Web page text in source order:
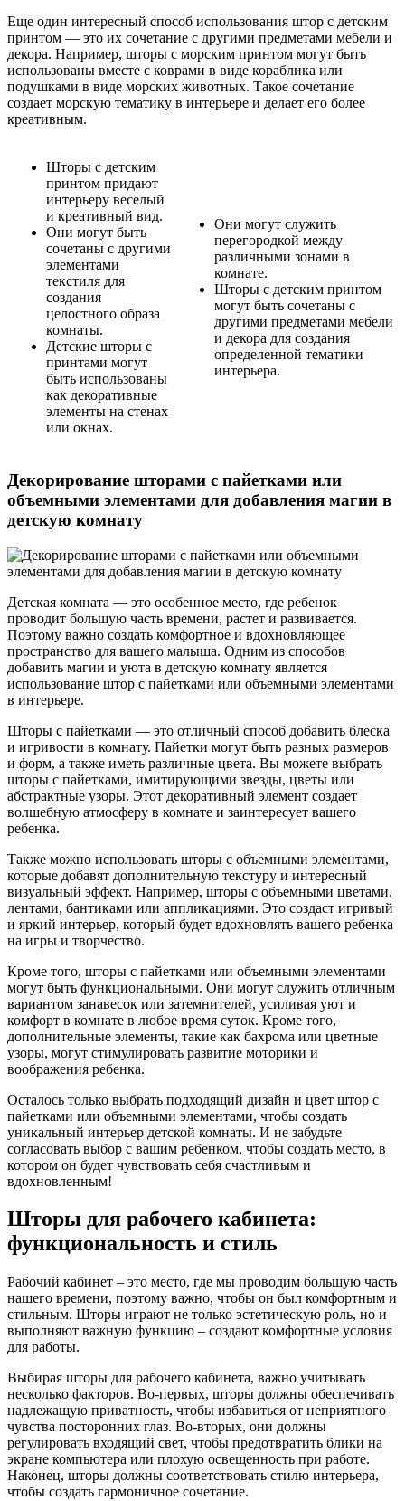
Еще один интересный способ использования штор с детским
принтом — это их сочетание с другими предметами мебели и
декора. Например, шторы с морским принтом могут быть
использованы вместе с коврами в виде кораблика или
подушками в виде морских животных. Такое сочетание
создает морскую тематику в интерьере и делает его более
креативным.
Шторы с детским
принтом придают
интерьеру веселый
и креативный вид.
Они могут быть
сочетаны с другими
элементами
текстиля для
создания
целостного образа
комнаты.
Детские шторы с
принтами могут
быть использованы
как декоративные
элементы на стенах
или окнах.
Они могут служить
перегородкой между
различными зонами в
комнате.
Шторы с детским принтом
могут быть сочетаны с
другими предметами мебели
и декора для создания
определенной тематики
интерьера.
Декорирование шторами с пайетками или
объемными элементами для добавления магии в
детскую комнату
Детская комната — это особенное место, где ребенок
проводит большую часть времени, растет и развивается.
Поэтому важно создать комфортное и вдохновляющее
пространство для вашего малыша. Одним из способов
добавить магии и уюта в детскую комнату является
использование штор с пайетками или объемными элементами
в интерьере.
Шторы с пайетками — это отличный способ добавить блеска
и игривости в комнату. Пайетки могут быть разных размеров
и форм, а также иметь различные цвета. Вы можете выбрать
шторы с пайетками, имитирующими звезды, цветы или
абстрактные узоры. Этот декоративный элемент создает
волшебную атмосферу в комнате и заинтересует вашего
ребенка.
Также можно использовать шторы с объемными элементами,
которые добавят дополнительную текстуру и интересный
визуальный эффект. Например, шторы с объемными цветами,
лентами, бантиками или аппликациями. Это создаст игривый
и яркий интерьер, который будет вдохновлять вашего ребенка
на игры и творчество.
Кроме того, шторы с пайетками или объемными элементами
могут быть функциональными. Они могут служить отличным
вариантом занавесок или затемнителей, усиливая уют и
комфорт в комнате в любое время суток. Кроме того,
дополнительные элементы, такие как бахрома или цветные
узоры, могут стимулировать развитие моторики и
воображения ребенка.
Осталось только выбрать подходящий дизайн и цвет штор с
пайетками или объемными элементами, чтобы создать
уникальный интерьер детской комнаты. И не забудьте
согласовать выбор с вашим ребенком, чтобы создать место, в
котором он будет чувствовать себя счастливым и
вдохновленным!
Шторы для рабочего кабинета:
функциональность и стиль
Рабочий кабинет – это место, где мы проводим большую часть
нашего времени, поэтому важно, чтобы он был комфортным и
стильным. Шторы играют не только эстетическую роль, но и
выполняют важную функцию – создают комфортные условия
для работы.
Выбирая шторы для рабочего кабинета, важно учитывать
несколько факторов. Во-первых, шторы должны обеспечивать
надлежащую приватность, чтобы избавиться от неприятного
чувства посторонних глаз. Во-вторых, они должны
регулировать входящий свет, чтобы предотвратить блики на
экране компьютера или плохую освещенность при работе.
Наконец, шторы должны соответствовать стилю интерьера,
чтобы создать гармоничное сочетание.